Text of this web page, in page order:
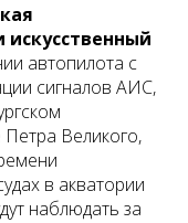
автопилота с
сигналов АИС,
Петра Великого,
в акватории
наблюдать за